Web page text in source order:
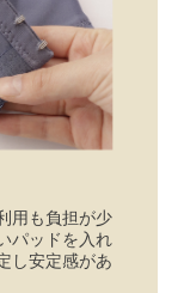
用も負担が少
パッドを入れ
し安定感があ